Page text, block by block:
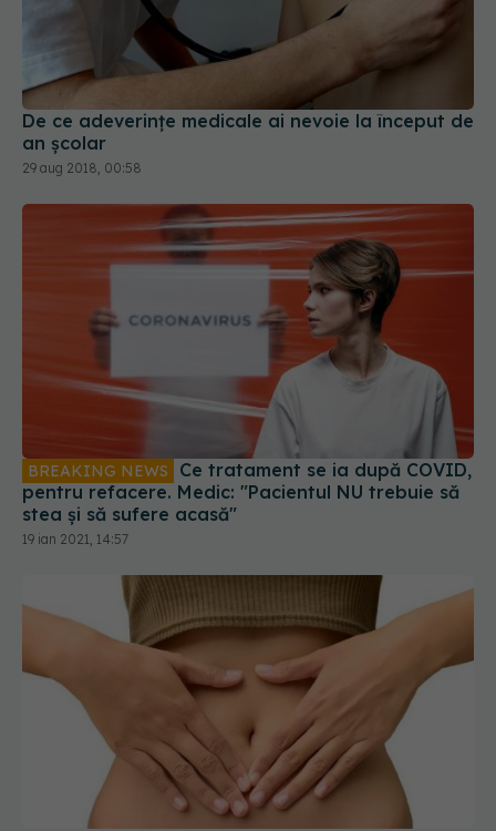
De ce adeverințe medicale ai nevoie la început de
an școlar
29 aug 2018, 00:58
BREAKING NEWS
pentru refacere. Medic: "Pacientul NU trebuie să
19 ian 2021, 14:57
Microbiomul: Tulburările funcțiilor cognitive și
legătura lor tractul gastro-intestinal
17 noi 2020, 11:32